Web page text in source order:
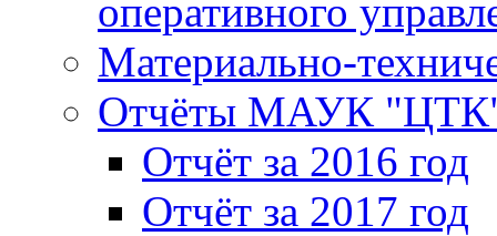
оперативного
Материально-
Отчёты МАУК
Отчёт за 2016 год
Отчёт за 2017 год